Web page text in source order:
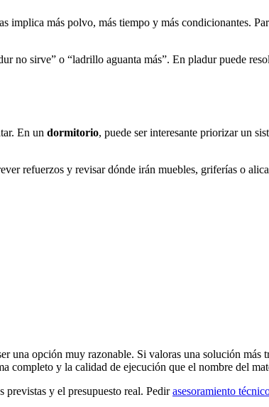
más polvo, más tiempo y más condicionantes.
no sirve” o “ladrillo aguanta más”. En pladur puede
En un dormitorio, puede ser interesante priorizar un
refuerzos y revisar dónde irán muebles, griferías o
una opción muy razonable. Si valoras una solución más
completo y la calidad de ejecución que el nombre del
previstas y el presupuesto real. Pedirasesoramiento